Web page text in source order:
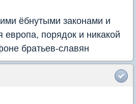
ёбнутыми законами и
порядок и никакой
братьев-славян